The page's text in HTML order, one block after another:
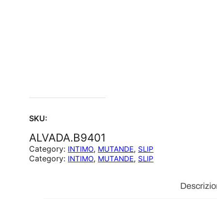
SKU:
ALVADA.B9401
Category: INTIMO, MUTANDE, SLIP
Category: INTIMO, MUTANDE, SLIP